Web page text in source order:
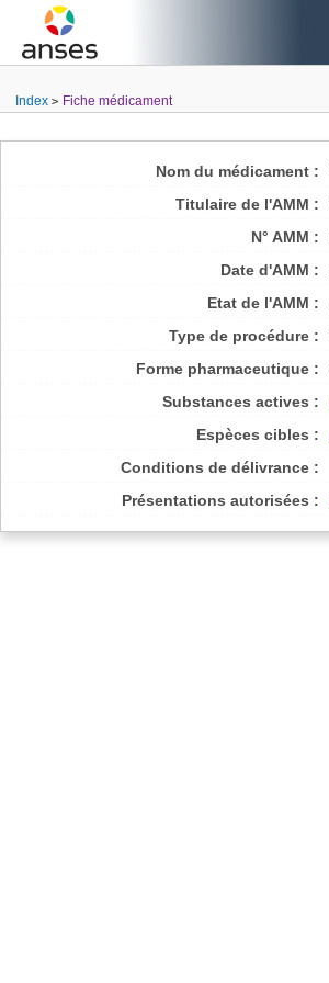
Index Fiche médicament
Nom du médicament :
Titulaire de l'AMM :
N° AMM :
Date d'AMM :
Etat de l'AMM :
Type de procédure :
Forme pharmaceutique :
Substances actives :
Espèces cibles :
Conditions de délivrance :
Présentations autorisées :